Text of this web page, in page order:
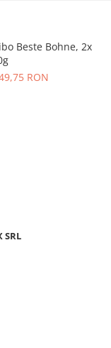
Beste Bohne, 2x
RON
SRL